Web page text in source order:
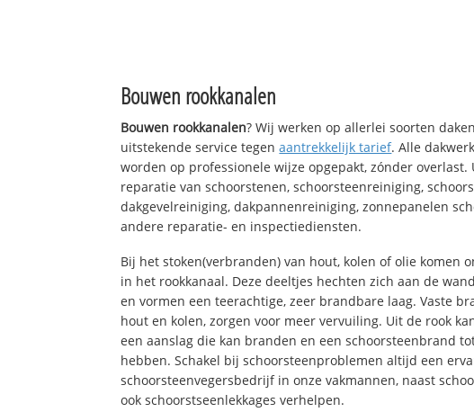
Bouwen rookkanalen
Bouwen rookkanalen? Wij werken op allerlei soorten
uitstekende service tegenaantrekkelijk tarief. Alle
worden op professionele wijze opgepakt, zónder overlast.
reparatie van schoorstenen, schoorsteenreiniging,
dakgevelreiniging, dakpannenreiniging, zonnepanelen
andere reparatie- en inspectiediensten.
Bij het stoken(verbranden) van hout, kolen of olie komen
in het rookkanaal. Deze deeltjes hechten zich aan de
en vormen een teerachtige, zeer brandbare laag. Vaste
hout en kolen, zorgen voor meer vervuiling. Uit de rook
een aanslag die kan branden en een schoorsteenbrand
hebben. Schakel bij schoorsteenproblemen altijd een
schoorsteenvegersbedrijf in onze vakmannen, naast
ook schoorstseenlekkages verhelpen.